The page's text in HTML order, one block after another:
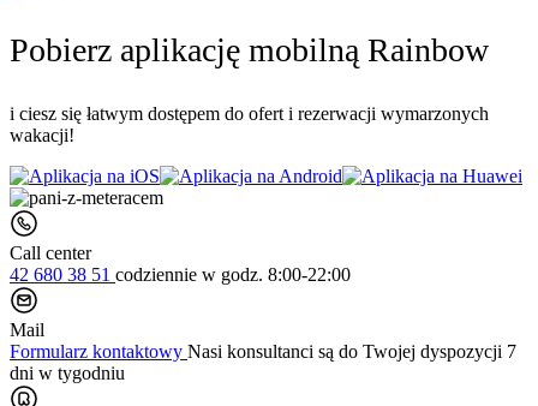
Pobierz aplikację mobilną Rainbow
i ciesz się łatwym dostępem do ofert i rezerwacji wymarzonych
wakacji!
Call center
42 680 38 51 codziennie w godz. 8:00-22:00
Mail
Formularz kontaktowy Nasi konsultanci są do Twojej dyspozycji 7
dni w tygodniu